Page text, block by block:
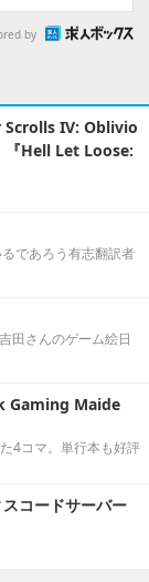
by
Scrolls IV: Oblivio
『Hell Let Loose:
であろう有志翻訳者
田さんのゲーム絵日
Gaming Maide
4コマ。単行本も好評
コードサーバー